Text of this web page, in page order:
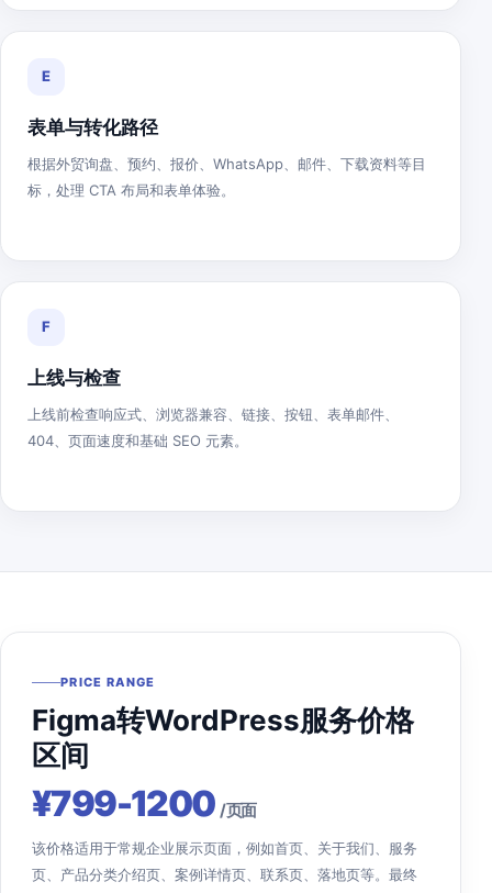
E
表单与转化路径
根据外贸询盘、预约、报价、WhatsApp、邮件、下载资料等目
标，处理 CTA 布局和表单体验。
F
上线与检查
上线前检查响应式、浏览器兼容、链接、按钮、表单邮件、
404、页面速度和基础 SEO 元素。
PRICE RANGE
Figma转WordPress服务价格
区间
¥799-1200 / 页面
该价格适用于常规企业展示页面，例如首页、关于我们、服务
页、产品分类介绍页、案例详情页、联系页、落地页等。最终